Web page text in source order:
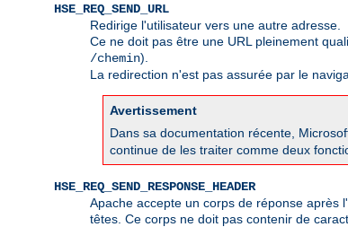
HSE_REQ_SEND_URL
Redirige l'utilisateur vers une autre adresse.
Ce ne doit pas être une URL pleinement
/chemin).
La redirection n'est pas assurée par le
Avertissement
Dans sa documentation récente,
continue de les traiter comme deux
HSE_REQ_SEND_RESPONSE_HEADER
Apache accepte un corps de réponse après
têtes. Ce corps ne doit pas contenir de